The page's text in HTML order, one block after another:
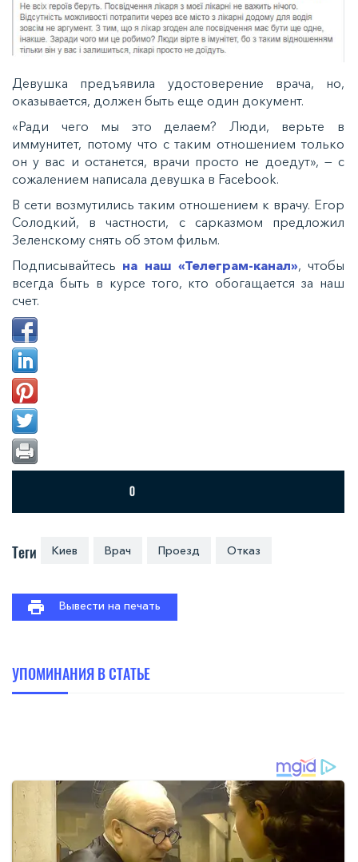
Девушка предъявила удостоверение врача, но,
оказывается, должен быть еще один документ.
«Ради чего мы это делаем? Люди, верьте в
иммунитет, потому что с таким отношением только
он у вас и останется, врачи просто не доедут», — с
сожалением написала девушка в Facebook.
В сети возмутились таким отношением к врачу. Егор
Солодкий, в частности, с сарказмом предложил
Зеленскому снять об этом фильм.
Подписывайтесь на наш «Телеграм-канал», чтобы
всегда быть в курсе того, кто обогащается за наш
счет.
Теги Киев Врач Проезд Отказ
Вывести на печать
УПОМИНАНИЯ В СТАТЬЕ